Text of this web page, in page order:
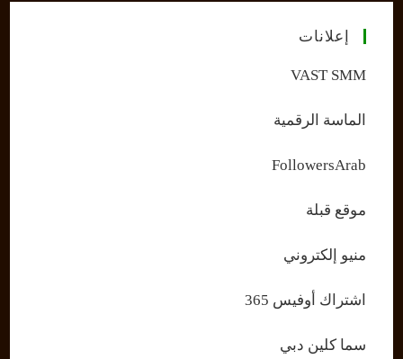
إعلانات
VAST SMM
الماسة الرقمية
FollowersArab
موقع قبلة
منيو إلكتروني
اشتراك أوفيس 365
سما كلين دبي